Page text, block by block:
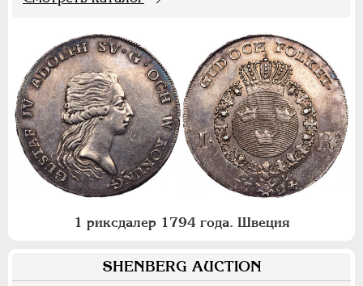
1 риксдалер 1794 года. Швеция
SHENBERG AUCTION